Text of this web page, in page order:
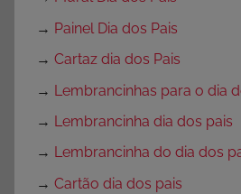
→ Painel Dia dos Pais
→ Cartaz dia dos Pais
→ Lembrancinhas para o dia
→ Lembrancinha dia dos pais
→ Lembrancinha do dia dos
→ Cartão dia dos pais